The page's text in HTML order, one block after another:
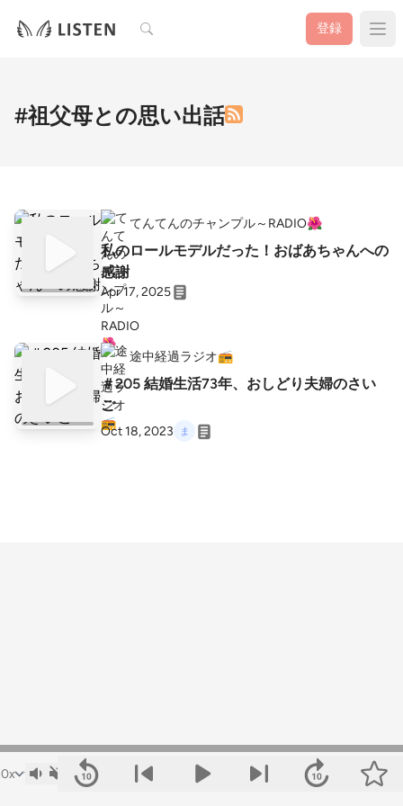
検索 登録
#祖父母との思い出話
てんてんのチャンプル～RADIO🌺
私のロールモデルだった！おばあちゃんへの
感謝
Apr 17, 2025
途中経過ラジオ📻️
＃205 結婚生活73年、おしどり夫婦のさい
ご
Oct 18, 2023